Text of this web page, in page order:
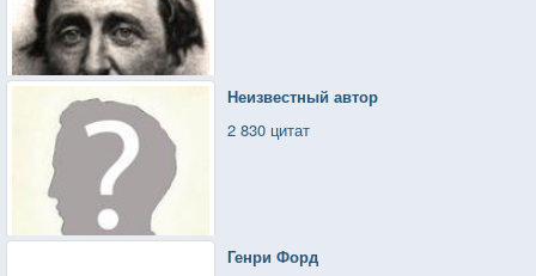
Неизвестный автор
2 830 цитат
Генри Форд